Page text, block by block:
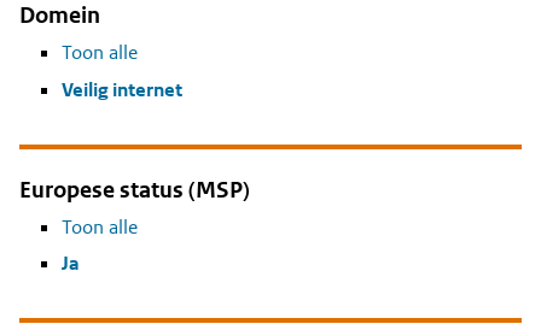
Domein
Toon alle
Veilig internet
Europese status (MSP)
Toon alle
Ja